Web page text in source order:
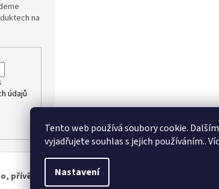
Tento web používá soubory cookie.
vyjadřujete souhlas s jejich používáním..
Nastavení
na
údajů
přívěsné vozíky. Všechna práva vyhrazena.